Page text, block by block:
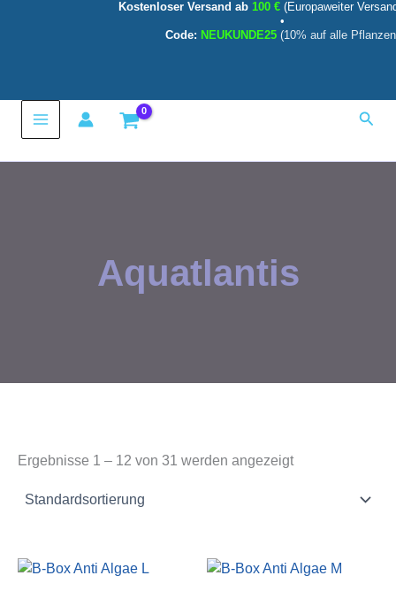
Kostenloser Versand ab 100 € (Europaweiter
•
Code: NEUKUNDE25 (10% auf alle
Main
Aquatlantis
Ergebnisse 1 – 12 von 31 werden angezeigt